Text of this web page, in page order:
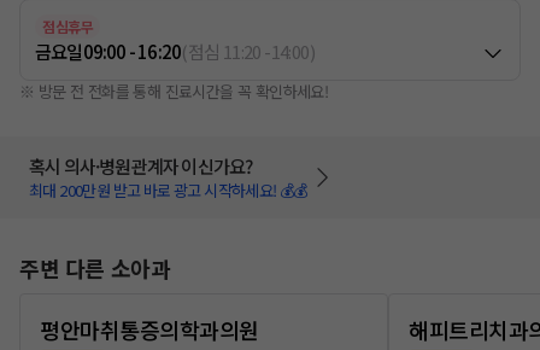
점심휴무
금요일09:00 - 16:20(점심 11:20-14:00)
※ 방문 전 전화를 통해 진료시간을 꼭 확인하세요!
혹시 의사·병원관계자 이신가요?
최대 200만원 받고 바로 광고 시작하세요! 💰💰
주변 다른 소아과
평안마취통증의학과의원
해피트리치과